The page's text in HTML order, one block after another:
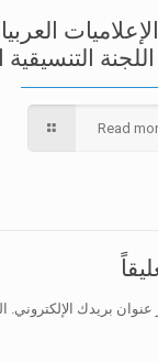
التنسيقية
Read
بريدك الإلكتروني.